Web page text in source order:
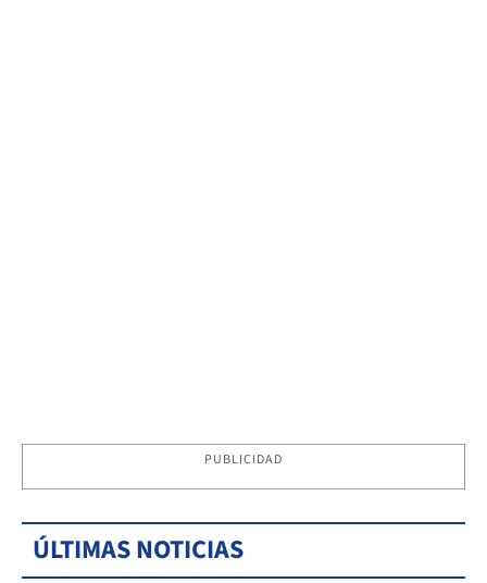
PUBLICIDAD
ÚLTIMAS NOTICIAS